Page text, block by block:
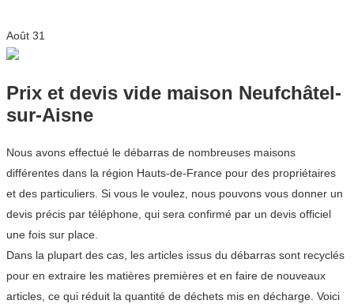
Août 31
Prix et devis vide maison Neufchâtel-
sur-Aisne
Nous avons effectué le débarras de nombreuses maisons
différentes dans la région Hauts-de-France pour des propriétaires
et des particuliers. Si vous le voulez, nous pouvons vous donner un
devis précis par téléphone, qui sera confirmé par un devis officiel
une fois sur place.
Dans la plupart des cas, les articles issus du débarras sont recyclés
pour en extraire les matières premières et en faire de nouveaux
articles, ce qui réduit la quantité de déchets mis en décharge. Voici